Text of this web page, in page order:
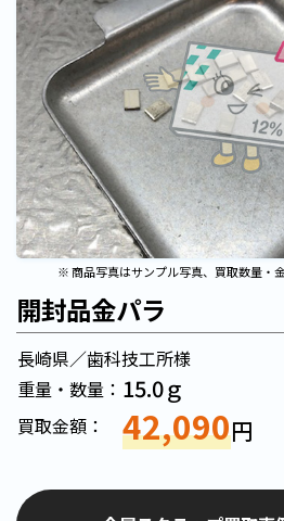
※ 商品写真はサンプル写真、買取数量・
開封品金パラ
長崎県／歯科技工所様
重量・数量： 15.0ｇ
買取金額： 42,090円